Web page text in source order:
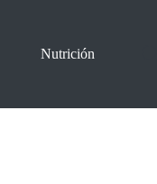
Nutrición